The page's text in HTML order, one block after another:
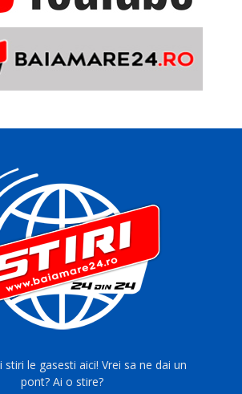
stiri le gasesti aici! Vrei sa ne dai un
pont? Ai o stire?